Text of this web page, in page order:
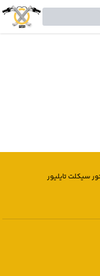
سیکلت تایلیور